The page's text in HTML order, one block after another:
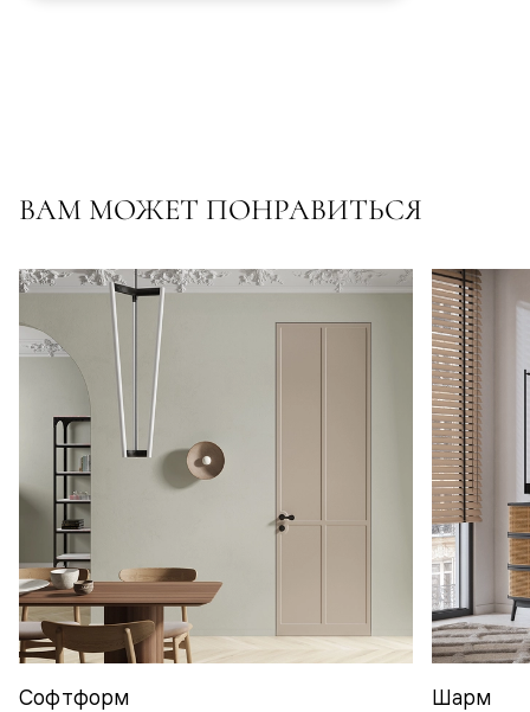
ВАМ МОЖЕТ ПОНРАВИТЬСЯ
Софтформ Шарм